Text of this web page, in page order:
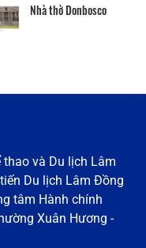
Nhà thờ Donbosco
thao và Du lịch Lâm
Du lịch Lâm Đồng
tâm Hành chính
Xuân Hương -